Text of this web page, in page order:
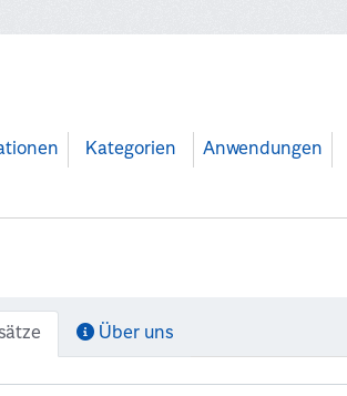
Kategorien Anwendungen
Über uns